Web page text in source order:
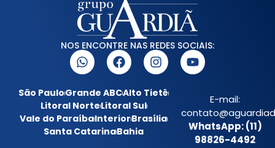
NOS ENCONTRE NAS REDES SOCIAIS:
São PauloGrande ABCAlto Tietê
Litoral NorteLitoral Sul
Vale do ParaíbaInteriorBrasília
Santa CatarinaBahia
E-mail:
WhatsApp: (11)
98826-4492